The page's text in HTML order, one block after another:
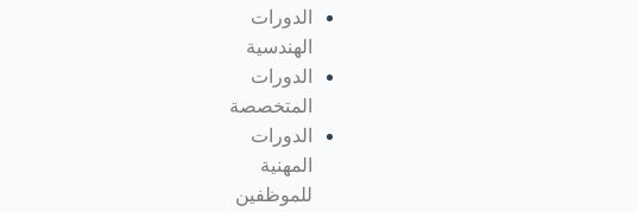
الدورات
الهندسية
الدورات
المتخصصة
الدورات
المهنية
للموظفين